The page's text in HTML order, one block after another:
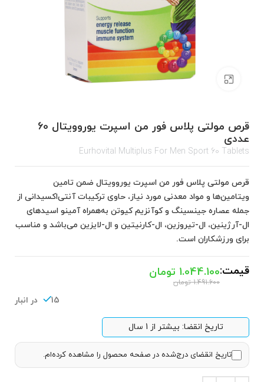
برای بزرگنمایی کلیک کنید
قرص مولتی پلاس فور من اسپرت یوروویتال 60
عددی
Eurhovital Multiplus For Men Sport 60 Tablets
قرص مولتی پلاس فور من اسپرت یوروویتال ضمن تامین
ویتامین‌ها و مواد معدنی مورد نیاز، حاوی ترکیبات آنتی‌اکسیدانی از
جمله عصاره جینسینگ و کوآنزیم کیوتن به‌همراه آمینو اسیدهای
ال-آرژینین، ال-تیروزین، ال-کارنیتین و ال-لایزین می‌باشد و مناسب
برای ورزشکاران است.
قیمت:
1.491.600 تومان
1.044.100 تومان
15 در انبار
تاریخ انقضا: بیشتر از 1 سال
تاریخ انقضای درج‌شده در صفحه محصول را مشاهده کرده‌ام.